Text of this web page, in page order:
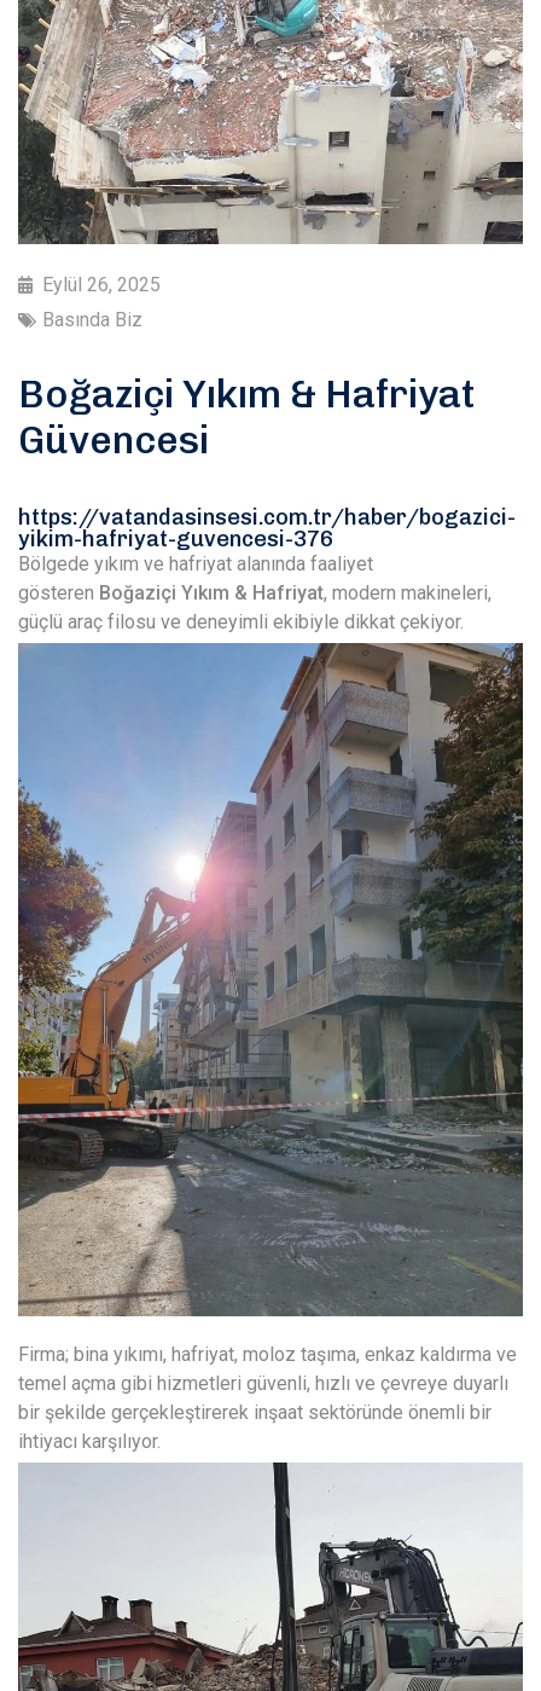
Eylül 26, 2025
Basında Biz
Boğaziçi Yıkım & Hafriyat
Güvencesi
https://vatandasinsesi.com.tr/haber/bogazici-
yikim-hafriyat-guvencesi-376
Bölgede yıkım ve hafriyat alanında faaliyet
gösteren Boğaziçi Yıkım & Hafriyat, modern makineleri,
güçlü araç filosu ve deneyimli ekibiyle dikkat çekiyor.
Firma; bina yıkımı, hafriyat, moloz taşıma, enkaz kaldırma ve
temel açma gibi hizmetleri güvenli, hızlı ve çevreye duyarlı
bir şekilde gerçekleştirerek inşaat sektöründe önemli bir
ihtiyacı karşılıyor.